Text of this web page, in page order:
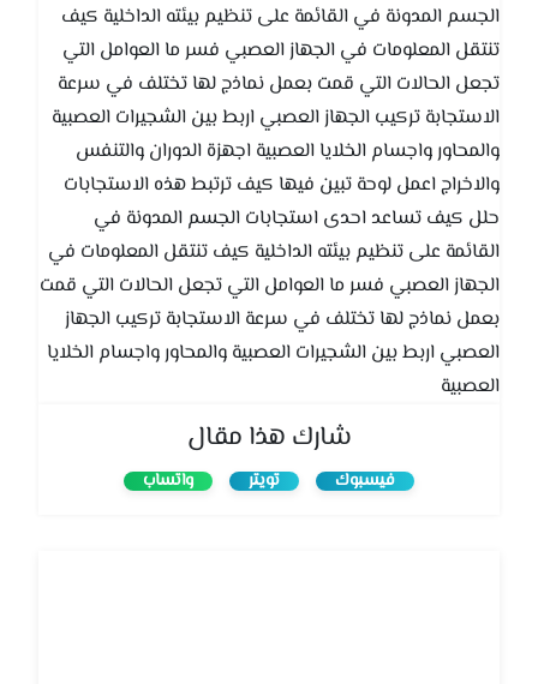
الجسم المدونة في القائمة على تنظيم بيئته الداخلية كيف
تنتقل المعلومات في الجهاز العصبي فسر ما العوامل التي
تجعل الحالات التي قمت بعمل نماذج لها تختلف في سرعة
الاستجابة تركيب الجهاز العصبي اربط بين الشجيرات العصبية
والمحاور واجسام الخلايا العصبية اجهزة الدوران والتنفس
والاخراج اعمل لوحة تبين فيها كيف ترتبط هذه الاستجابات
حلل كيف تساعد احدى استجابات الجسم المدونة في
القائمة على تنظيم بيئته الداخلية كيف تنتقل المعلومات في
الجهاز العصبي فسر ما العوامل التي تجعل الحالات التي قمت
بعمل نماذج لها تختلف في سرعة الاستجابة تركيب الجهاز
العصبي اربط بين الشجيرات العصبية والمحاور واجسام الخلايا
العصبية
شارك هذا مقال
فيسبوك تويتر واتساب